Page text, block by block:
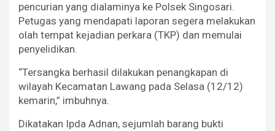
pencurian yang dialaminya ke Polsek Singosari.
Petugas yang mendapati laporan segera melakukan
olah tempat kejadian perkara (TKP) dan memulai
penyelidikan.
“Tersangka berhasil dilakukan penangkapan di
wilayah Kecamatan Lawang pada Selasa (12/12)
kemarin,” imbuhnya.
Dikatakan Ipda Adnan, sejumlah barang bukti